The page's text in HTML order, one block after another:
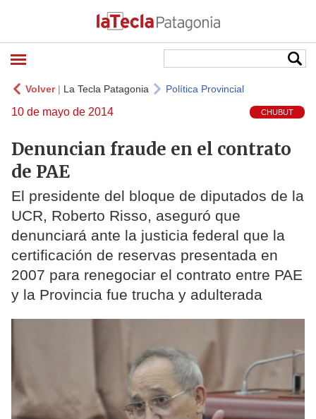
Volver| La Tecla Patagonia Política Provincial
10 de mayo de 2014 CHUBUT
Denuncian fraude en el contrato
El presidente del bloque de diputados de la
UCR, Roberto Risso, aseguró que
denunciará ante la justicia federal que la
certificación de reservas presentada en
2007 para renegociar el contrato entre PAE
y la Provincia fue trucha y adulterada